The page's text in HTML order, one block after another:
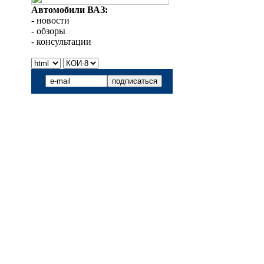
Автомобили ВАЗ:
- новости
- обзоры
- консультации